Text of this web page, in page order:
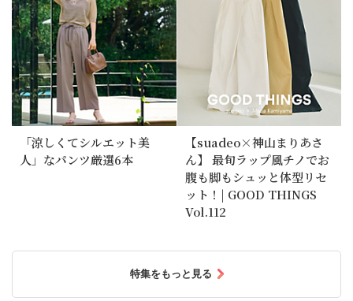
「涼しくてシルエット美
人」なパンツ厳選6本
【suadeo×神山まりあさ
ん】 最旬ラップ風チノでお
腹も脚もシュッと体型リセ
ット！| GOOD THINGS
Vol.112
特集をもっと見る